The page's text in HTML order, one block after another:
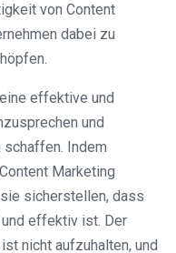
von Content
dabei zu
effektive und
und
Indem
Marketing
sicherstellen, dass
und effektiv ist. Der
nicht aufzuhalten, und